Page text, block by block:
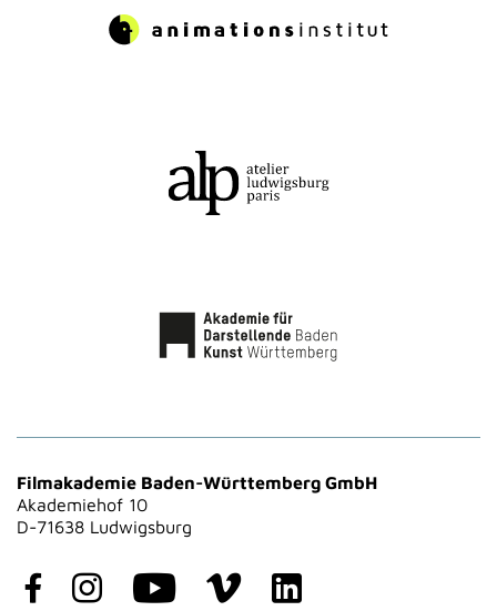
Filmakademie Baden-Württemberg GmbH
Akademiehof 10
D-71638 Ludwigsburg